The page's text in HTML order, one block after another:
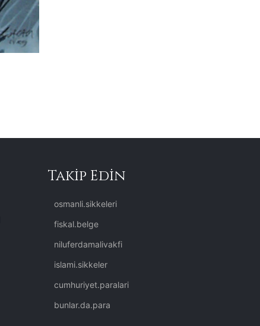
Takip Edin
osmanli.sikkeleri
fiskal.belge
niluferdamalivakfi
islami.sikkeler
cumhuriyet.paralari
bunlar.da.para